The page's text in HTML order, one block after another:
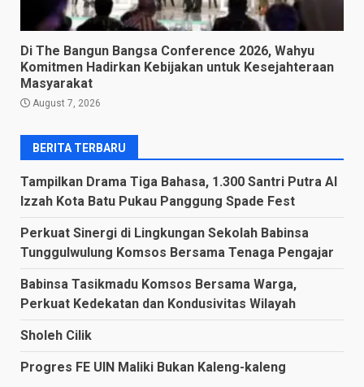
Di The Bangun Bangsa Conference 2026, Wahyu
Komitmen Hadirkan Kebijakan untuk Kesejahteraan
Masyarakat
August 7, 2026
BERITA TERBARU
Tampilkan Drama Tiga Bahasa, 1.300 Santri Putra Al
Izzah Kota Batu Pukau Panggung Spade Fest
Perkuat Sinergi di Lingkungan Sekolah Babinsa
Tunggulwulung Komsos Bersama Tenaga Pengajar
Babinsa Tasikmadu Komsos Bersama Warga,
Perkuat Kedekatan dan Kondusivitas Wilayah
Sholeh Cilik
Progres FE UIN Maliki Bukan Kaleng-kaleng